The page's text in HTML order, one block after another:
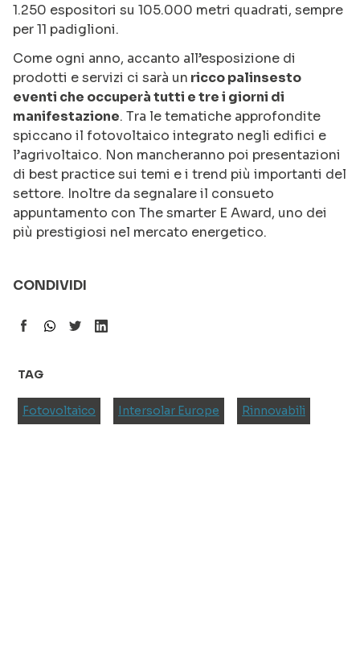
1.250 espositori su 105.000 metri quadrati, sempre
per 11 padiglioni.
Come ogni anno, accanto all’esposizione di
prodotti e servizi ci sarà un ricco palinsesto
eventi che occuperà tutti e tre i giorni di
manifestazione. Tra le tematiche approfondite
spiccano il fotovoltaico integrato negli edifici e
l’agrivoltaico. Non mancheranno poi presentazioni
di best practice sui temi e i trend più importanti del
settore. Inoltre da segnalare il consueto
appuntamento con The smarter E Award, uno dei
più prestigiosi nel mercato energetico.
CONDIVIDI
TAG
Fotovoltaico Intersolar Europe Rinnovabili